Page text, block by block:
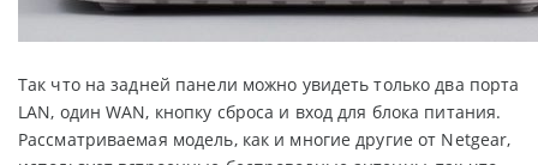
Так что на задней панели можно увидеть только два порта
LAN, один WAN, кнопку сброса и вход для блока питания.
Рассматриваемая модель, как и многие другие от Netgear,